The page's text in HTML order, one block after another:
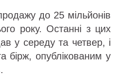
до 25 мільйонів
року. Останні з цих
у середу та четвер, і
бірж, опублікованим у